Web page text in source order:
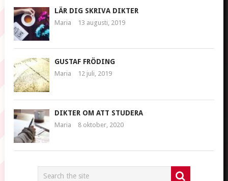
LÄR DIG SKRIVA DIKTER
Maria 13 augusti, 2019
GUSTAF FRÖDING
Maria 12 juli, 2019
DIKTER OM ATT STUDERA
Maria 8 oktober, 2020